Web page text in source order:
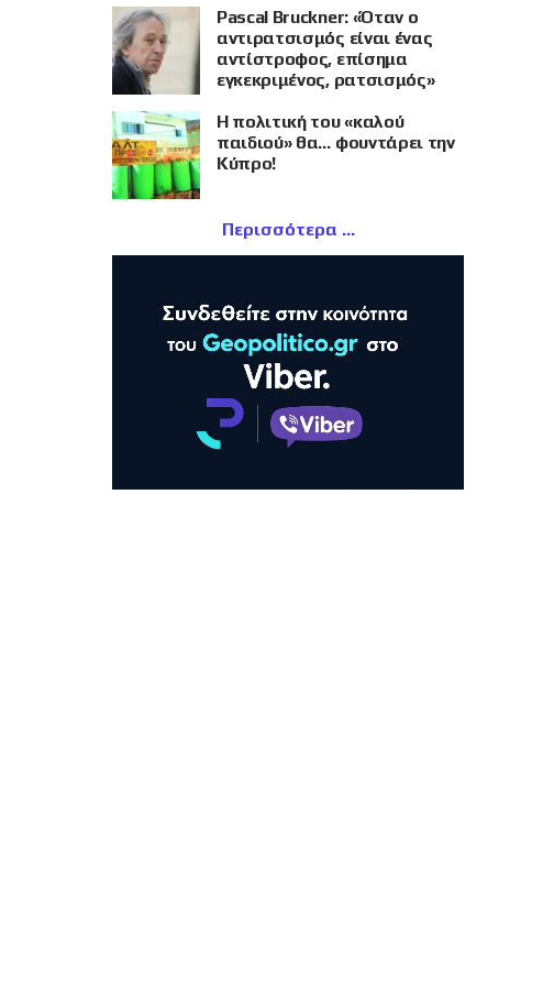
Pascal Bruckner: «Όταν ο
αντιρατσισμός είναι ένας
αντίστροφος, επίσημα
εγκεκριμένος, ρατσισμός»
Η πολιτική του «καλού
παιδιού» θα… φουντάρει την
Κύπρο!
Περισσότερα